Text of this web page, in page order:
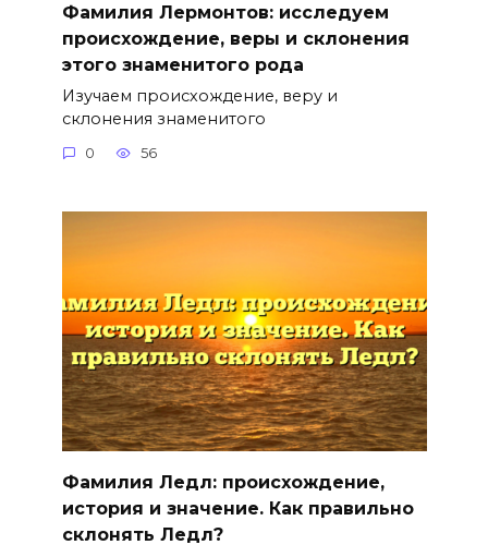
Фамилия Лермонтов: исследуем
происхождение, веры и склонения
этого знаменитого рода
Изучаем происхождение, веру и
склонения знаменитого
0 56
Фамилия Ледл: происхождение,
история и значение. Как правильно
склонять Ледл?